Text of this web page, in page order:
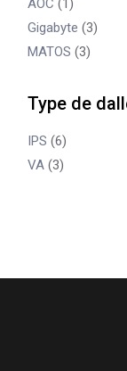
AOC (1)
Gigabyte (3)
MATOS (3)
Type de
IPS (6)
VA (3)